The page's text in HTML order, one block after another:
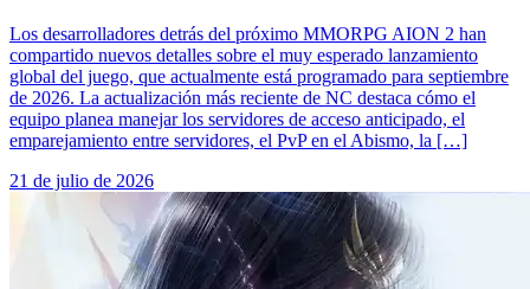
Los desarrolladores detrás del próximo MMORPG AION 2 han
compartido nuevos detalles sobre el muy esperado lanzamiento
global del juego, que actualmente está programado para septiembre
de 2026. La actualización más reciente de NC destaca cómo el
equipo planea manejar los servidores de acceso anticipado, el
emparejamiento entre servidores, el PvP en el Abismo, la […]
21 de julio de 2026